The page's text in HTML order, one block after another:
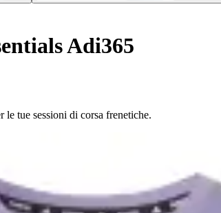
Adi365
le tue sessioni di corsa frenetiche.